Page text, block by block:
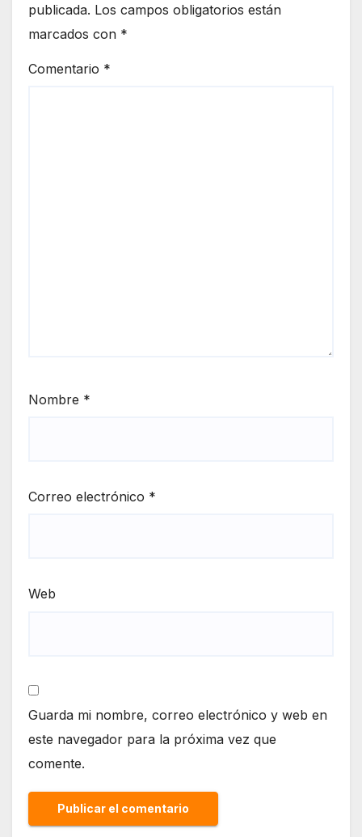
publicada. Los campos obligatorios están
marcados con *
Comentario *
Nombre *
Correo electrónico *
Web
Guarda mi nombre, correo electrónico y web en
este navegador para la próxima vez que
comente.